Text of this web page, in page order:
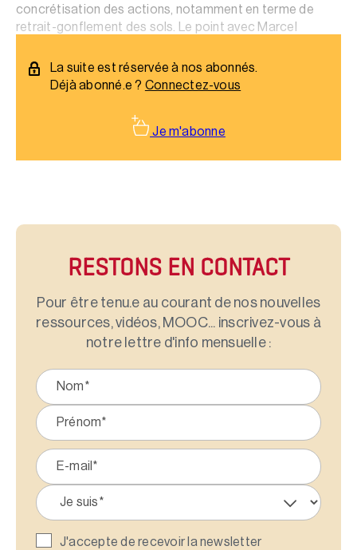
concrétisation des actions, notamment en terme de
retrait-gonflement des sols. Le point avec Marcel
La suite est réservée à nos abonnés.
Déjà abonné.e ? Connectez-vous
Je m'abonne
RESTONS EN CONTACT
Pour être tenu.e au courant de nos nouvelles
ressources, vidéos, MOOC... inscrivez-vous à
notre lettre d'info mensuelle :
J'accepte de recevoir la newsletter